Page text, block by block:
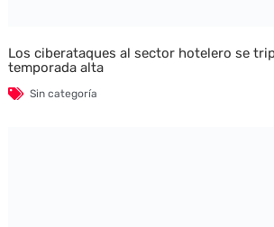
Los ciberataques al sector hotelero se
temporada alta
Sin categoría